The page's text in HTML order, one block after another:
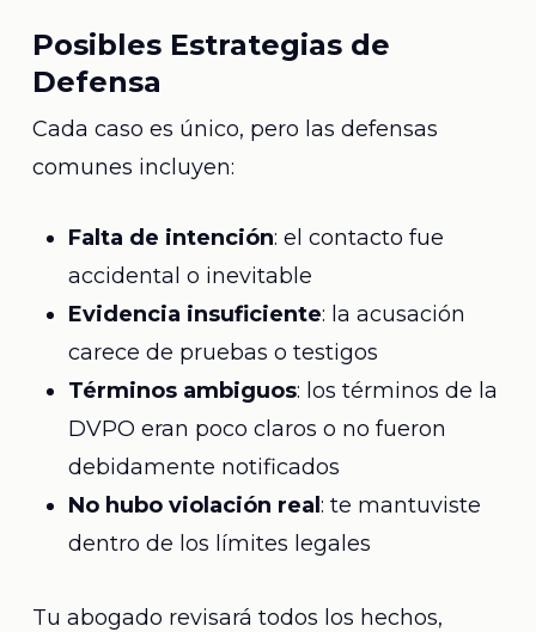
Posibles Estrategias de
Defensa
Cada caso es único, pero las defensas
comunes incluyen:
Falta de intención: el contacto fue
accidental o inevitable
Evidencia insuficiente: la acusación
carece de pruebas o testigos
Términos ambiguos: los términos de la
DVPO eran poco claros o no fueron
debidamente notificados
No hubo violación real : te mantuviste
dentro de los límites legales
Tu abogado revisará todos los hechos,